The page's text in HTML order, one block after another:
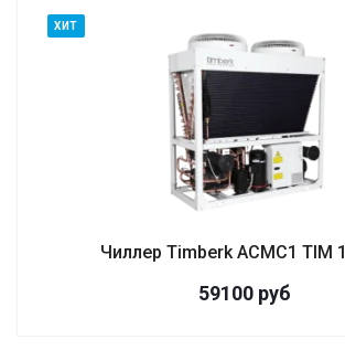
ХИТ
Чиллер Timberk ACMC1 TIM
59100 руб